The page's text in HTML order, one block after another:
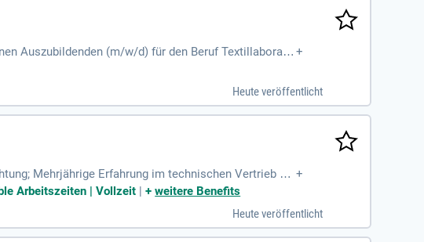
Auszubildenden (m/w/d) für den Beruf Textillaboran +
Heute veröffentlicht
Mehrjährige Erfahrung im technischen Vertrieb od
und am Aufbau langfristiger
+
Arbeitszeiten | Vollzeit |+weitere Benefits
Heute veröffentlicht